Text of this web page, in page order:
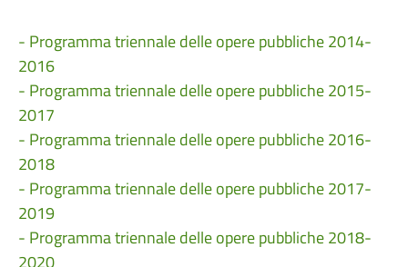
- Programma triennale delle opere pubbliche 2014-
2016
- Programma triennale delle opere pubbliche 2015-
2017
- Programma triennale delle opere pubbliche 2016-
2018
- Programma triennale delle opere pubbliche 2017-
2019
- Programma triennale delle opere pubbliche 2018-
2020